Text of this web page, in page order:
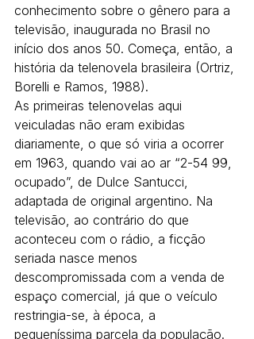
conhecimento sobre o gênero para a
televisão, inaugurada no Brasil no
início dos anos 50. Começa, então, a
história da telenovela brasileira (Ortriz,
Borelli e Ramos, 1988).
As primeiras telenovelas aqui
veiculadas não eram exibidas
diariamente, o que só viria a ocorrer
em 1963, quando vai ao ar “2-54 99,
ocupado”, de Dulce Santucci,
adaptada de original argentino. Na
televisão, ao contrário do que
aconteceu com o rádio, a ficção
seriada nasce menos
descompromissada com a venda de
espaço comercial, já que o veículo
restringia-se, à época, a
pequeníssima parcela da população.